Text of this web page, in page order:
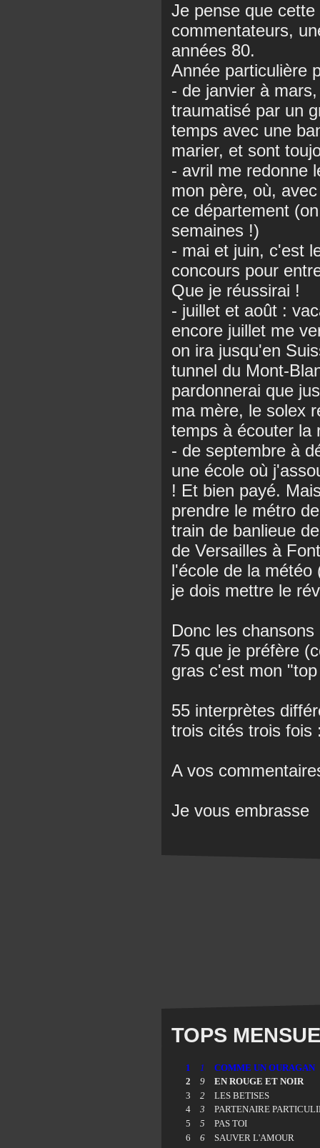
Je pense que
commentateurs,
années 80.
Année particulière
- de janvier à
traumatisé par un
temps avec une
marier, et sont
- avril me redonne
mon père, où,
ce département
semaines !)
- mai et juin, c'est
concours pour
Que je réussirai !
- juillet et août :
encore juillet me
on ira jusqu'en
tunnel du Mont-
pardonnerai que
ma mère, le solex
temps à écouter la
- de septembre à
une école où
! Et bien payé.
prendre le métro
train de banlieue
de Versailles à
l'école de la météo
je dois mettre le
Donc les
75 que je préfère
gras c'est mon
55 interprètes
trois cités trois fois
A vos
Je vous embrasse
TOPS
1 1
COMME UN OURAGAN
2
9
EN ROUGE ET NOIR
3
2
LES BETISES
4
3
PARTENAIRE
5
5
PAS TOI
6
6
SAUVER L'AMOUR